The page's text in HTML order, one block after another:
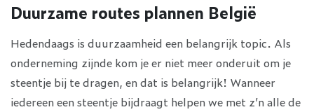
Duurzame routes plannen België
Hedendaags is duurzaamheid een belangrijk topic. Als
onderneming zijnde kom je er niet meer onderuit om je
steentje bij te dragen, en dat is belangrijk! Wanneer
iedereen een steentje bijdraagt helpen we met z’n alle de